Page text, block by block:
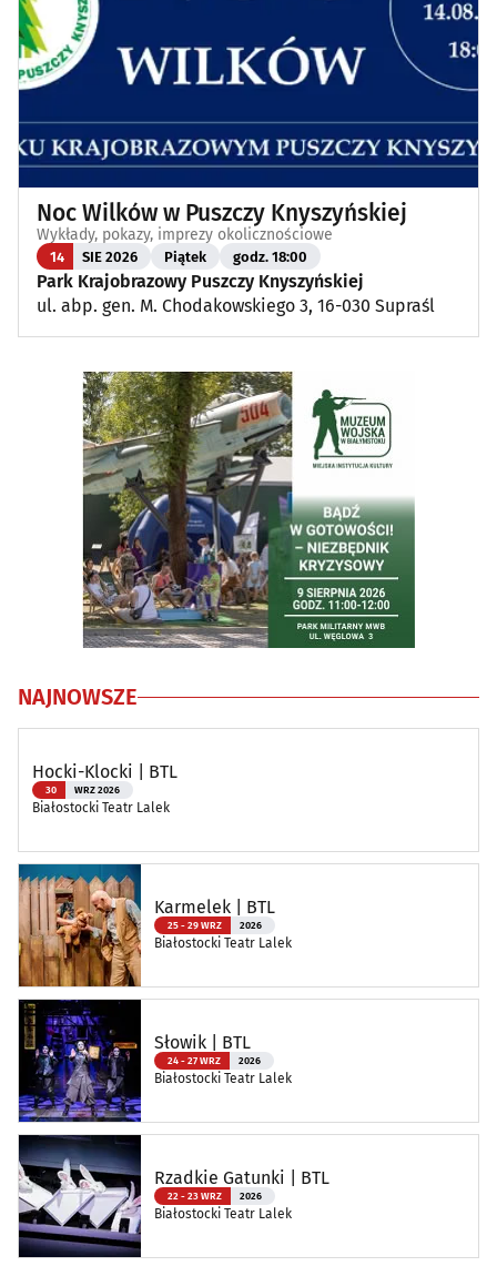
Noc Wilków w Puszczy Knyszyńskiej
Wykłady, pokazy, imprezy okolicznościowe
14 SIE 2026 Piątek godz. 18:00
Park Krajobrazowy Puszczy Knyszyńskiej
ul. abp. gen. M. Chodakowskiego 3, 16-030 Supraśl
NAJNOWSZE
Hocki-Klocki | BTL
30 WRZ 2026
Białostocki Teatr Lalek
Karmelek | BTL
25 - 29 WRZ 2026
Białostocki Teatr Lalek
Słowik | BTL
24 - 27 WRZ 2026
Białostocki Teatr Lalek
Rzadkie Gatunki | BTL
22 - 23 WRZ 2026
Białostocki Teatr Lalek